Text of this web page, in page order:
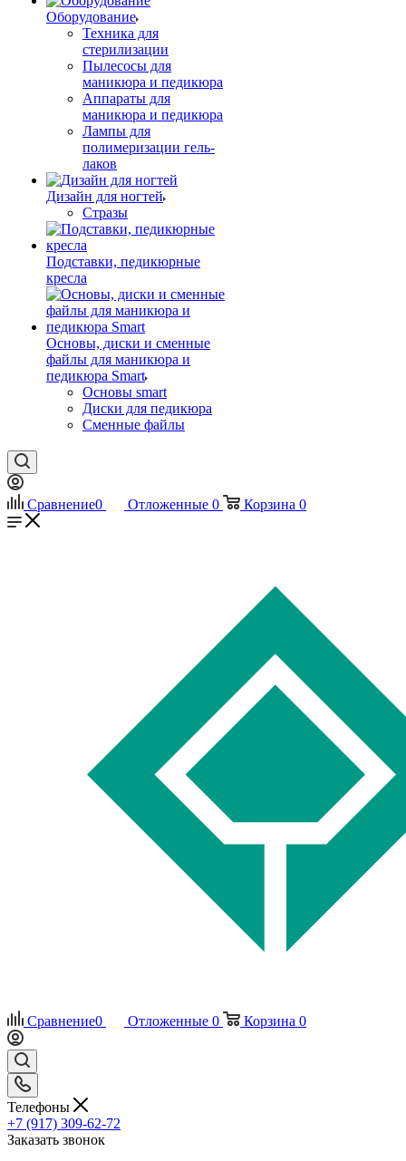
Оборудование
Техника для
стерилизации
Пылесосы для
маникюра и педикюра
Аппараты для
маникюра и педикюра
Лампы для
полимеризации гель-
лаков
Дизайн для ногтей
Стразы
Подставки, педикюрные
кресла
Основы, диски и сменные
файлы для маникюра и
педикюра Smart
Основы smart
Диски для педикюра
Сменные файлы
Сравнение0 Отложенные 0 Корзина 0
Сравнение0 Отложенные 0 Корзина 0
Телефоны
+7 (917) 309-62-72
Заказать звонок